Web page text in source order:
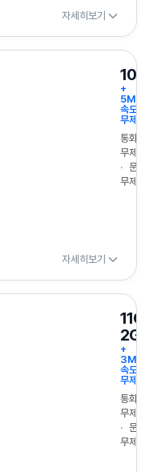
자세히보기
+
속도
무제한
통화
무제한
문자
무제한
자세히보기
2GB
+
속도
무제한
통화
무제한
문자
무제한